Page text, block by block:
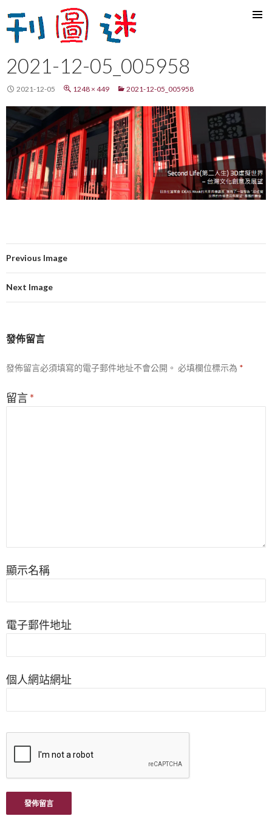
SKIP
TO
CONTENT
2021-12-05_005958
2021-12-05 1248 × 449 2021-12-05_005958
Previous Image
Next Image
發佈留言
發佈留言必須填寫的電子郵件地址不會公開。 必填欄位標示為 *
留言 *
顯示名稱
電子郵件地址
個人網站網址